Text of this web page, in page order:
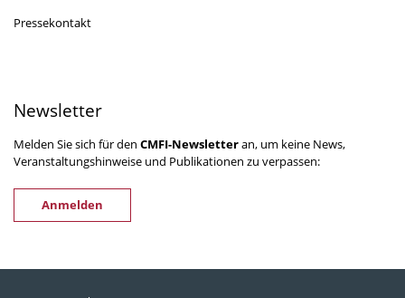
Pressekontakt
Newsletter
Melden Sie sich für den CMFI-Newsletteran, um keine News,
Veranstaltungshinweise und Publikationen zu verpassen:
Anmelden